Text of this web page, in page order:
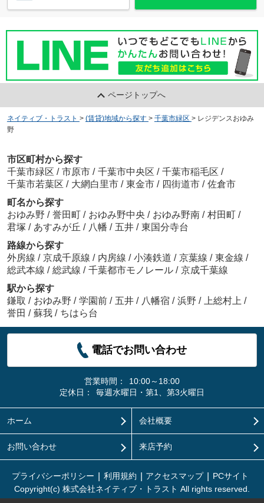
ページトップへ
ネイティブ・トラスト > (賃貸)地域から探す > 千葉市緑区 > レジデンスおゆみ
野
市区町村から探す
千葉市緑区 / 市原市 / 千葉市中央区 / 千葉市稲毛区 /
千葉市若葉区 / 大網白里市 / 東金市 / 四街道市 / 佐倉市
町名から探す
おゆみ野 / 誉田町 / おゆみ野中央 / おゆみ野南 / 村田町 /
君塚 / あすみが丘 / 八幡 / 五井 / 東国分寺台
路線から探す
外房線 / 京成千原線 / 内房線 / 小湊鉄道 / 京葉線 / 東金線 /
総武本線 / 総武線 / 千葉都市モノレール / 京成千葉線
駅から探す
鎌取 / おゆみ野 / 学園前 / 五井 / 八幡宿 / 浜野 / 上総村上 /
誉田 / 蘇我 / ちはら台
電話でお問い合わせ
営業時間：
10:00～18:00
定休日：
毎週水曜日・第1、第3火曜日
ホーム 会社概要
お問い合わせ 来店予約
プライバシーポリシー 利用規約 アクセスマップ
PCサイト
Copyright(c) 株式会社ネイティブ・トラスト All rights reserved.